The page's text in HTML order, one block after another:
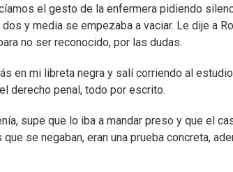
el gesto de la enfermera pidiendo
y media se empezaba a vaciar. Le dije a
no ser reconocido, por las dudas.
en mi libreta negra y salí corriendo al
derecho penal, todo por escrito.
supe que lo iba a mandar preso y que el
se negaban, eran una prueba concreta,